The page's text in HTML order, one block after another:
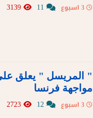
" المريسل " يعلق
مواجهة فرنسا